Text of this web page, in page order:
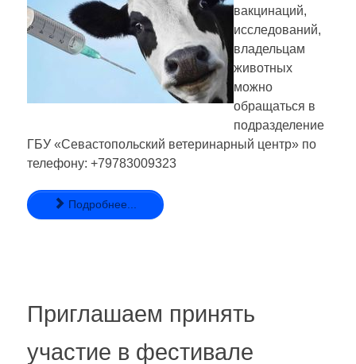
вакцинаций,
исследований,
владельцам
животных
можно
обращаться в
подразделение
ГБУ «Севастопольский ветеринарный центр» по
телефону: +79783009323
Подробнее...
Приглашаем принять
участие в фестивале